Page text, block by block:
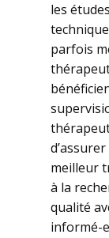
les
parfois
meilleur
à la
qualité
informé-